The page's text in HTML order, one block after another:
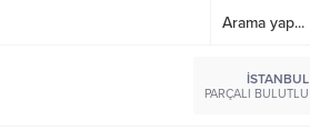
İSTANBUL
PARÇALI BULUTLU